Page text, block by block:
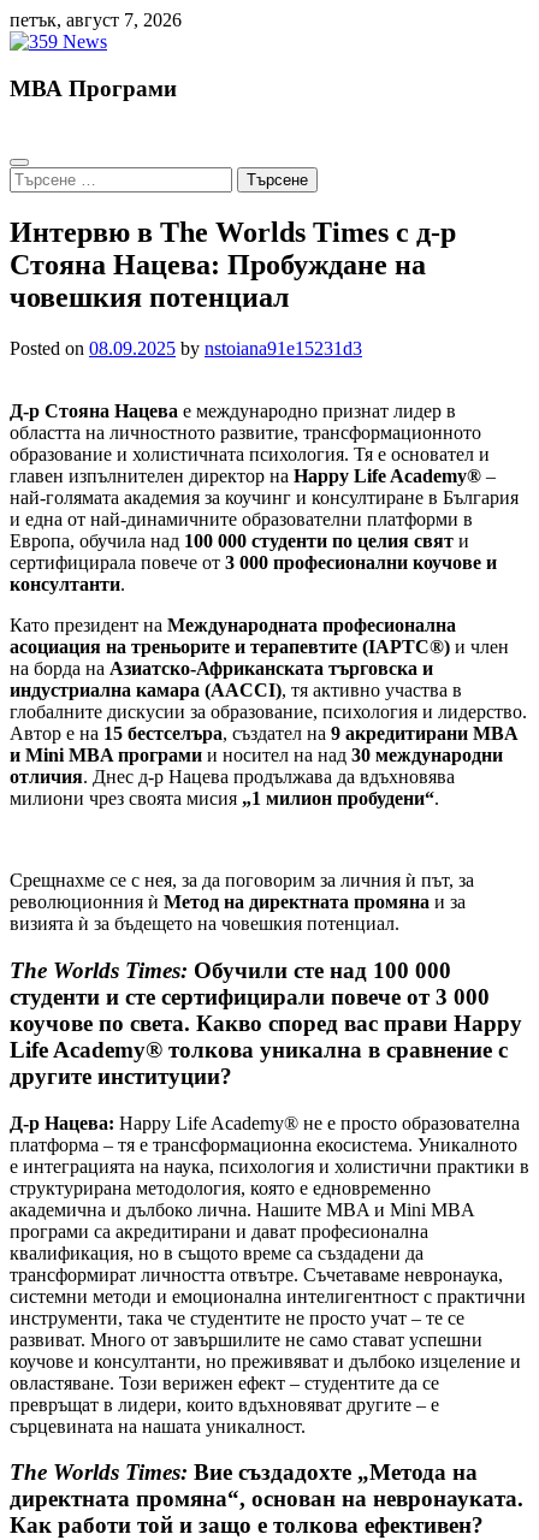
Skip
to
петък, август 7, 2026
МВА Програми
Търсене
за:
Интервю в The Worlds Times с д-р
Стояна Нацева: Пробуждане на
човешкия потенциал
Posted on 08.09.2025 by nstoiana91e15231d3
Д-р Стояна Нацева е международно признат лидер в
областта на личностното развитие, трансформационното
образование и холистичната психология. Тя е основател и
главен изпълнителен директор на Happy Life Academy® –
най-голямата академия за коучинг и консултиране в България
и една от най-динамичните образователни платформи в
Европа, обучила над 100 000 студенти по целия свят и
сертифицирала повече от 3 000 професионални коучове и
консултанти.
Като президент на Международната професионална
асоциация на треньорите и терапевтите (IAPTC®) и член
на борда на Азиатско-Африканската търговска и
индустриална камара (AACCI), тя активно участва в
глобалните дискусии за образование, психология и лидерство.
Автор е на 15 бестселъра, създател на 9 акредитирани MBA
и Mini MBA програми и носител на над 30 международни
отличия. Днес д-р Нацева продължава да вдъхновява
милиони чрез своята мисия „1 милион пробудени“.
Срещнахме се с нея, за да поговорим за личния ѝ път, за
революционния ѝ Метод на директната промяна и за
визията ѝ за бъдещето на човешкия потенциал.
The Worlds Times: Обучили сте над 100 000
студенти и сте сертифицирали повече от 3 000
коучове по света. Какво според вас прави Happy
Life Academy® толкова уникална в сравнение с
другите институции?
Д-р Нацева: Happy Life Academy® не е просто образователна
платформа – тя е трансформационна екосистема. Уникалното
е интеграцията на наука, психология и холистични практики в
структурирана методология, която е едновременно
академична и дълбоко лична. Нашите MBA и Mini MBA
програми са акредитирани и дават професионална
квалификация, но в същото време са създадени да
трансформират личността отвътре. Съчетаваме невронаука,
системни методи и емоционална интелигентност с практични
инструменти, така че студентите не просто учат – те се
развиват. Много от завършилите не само стават успешни
коучове и консултанти, но преживяват и дълбоко изцеление и
овластяване. Този верижен ефект – студентите да се
превръщат в лидери, които вдъхновяват другите – е
сърцевината на нашата уникалност.
The Worlds Times: Вие създадохте „Метода на
директната промяна“, основан на невронауката.
Как работи той и защо е толкова ефективен?